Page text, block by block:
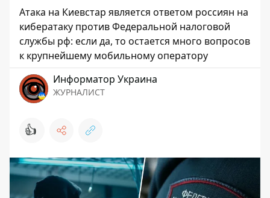
Атака на Киевстар является ответом россиян на
кибератаку против Федеральной налоговой
службы рф: если да, то остается много вопросов
к крупнейшему мобильному оператору
Информатор Украина
ЖУРНАЛИСТ
👍